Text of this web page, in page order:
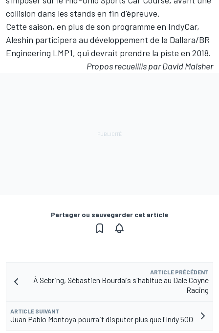
collision dans les stands en fin d'épreuve.
Cette saison, en plus de son programme en IndyCar,
Aleshin participera au développement de la Dallara/BR
Engineering LMP1, qui devrait prendre la piste en 2018.
Propos recueillis par David Malsher
Partager ou sauvegarder cet article
ARTICLE PRÉCÉDENT
À Sebring, Sébastien Bourdais s'habitue au Dale Coyne
Racing
ARTICLE SUIVANT
Juan Pablo Montoya pourrait disputer plus que l'Indy 500